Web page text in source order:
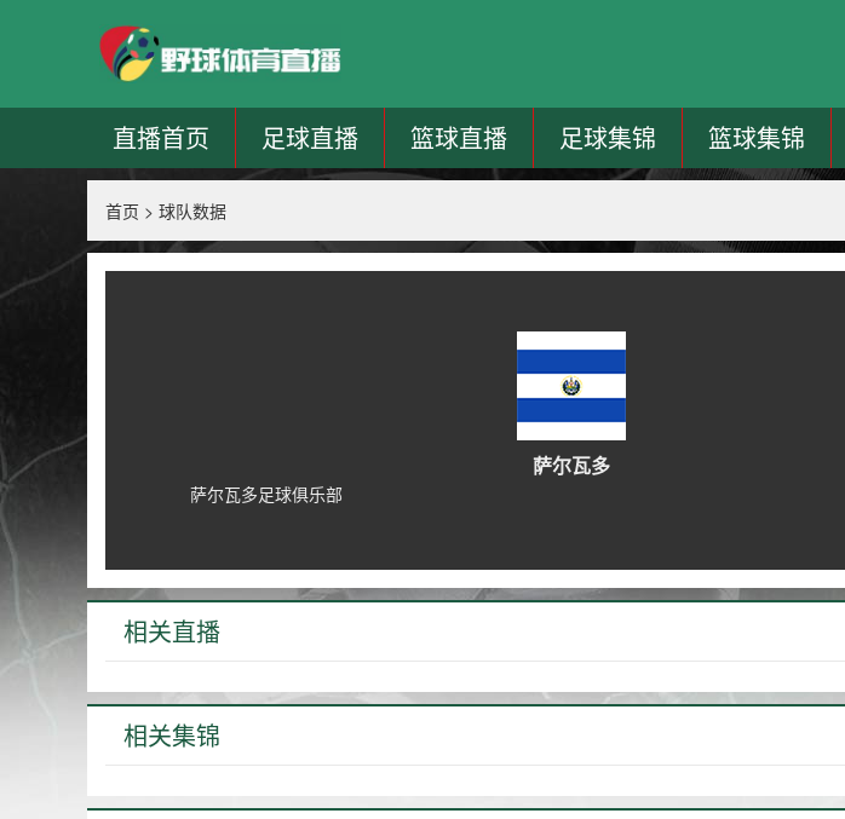
直播首页 足球直播 篮球直播 足球集锦 篮球集锦
首页 > 球队数据
萨尔瓦多
萨尔瓦多足球俱乐部
相关直播
相关集锦